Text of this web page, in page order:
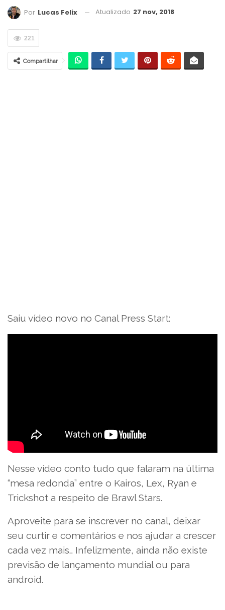
Por Lucas Felix Atualizado 27 nov, 2018
221
Compartilhar
Saiu vídeo novo no Canal Press Start:
Nesse vídeo conto tudo que falaram na última
“mesa redonda” entre o Kairos, Lex, Ryan e
Trickshot a respeito de Brawl Stars.
Aproveite para se inscrever no canal, deixar
seu curtir e comentários e nos ajudar a crescer
cada vez mais… Infelizmente, ainda não existe
previsão de lançamento mundial ou para
android.